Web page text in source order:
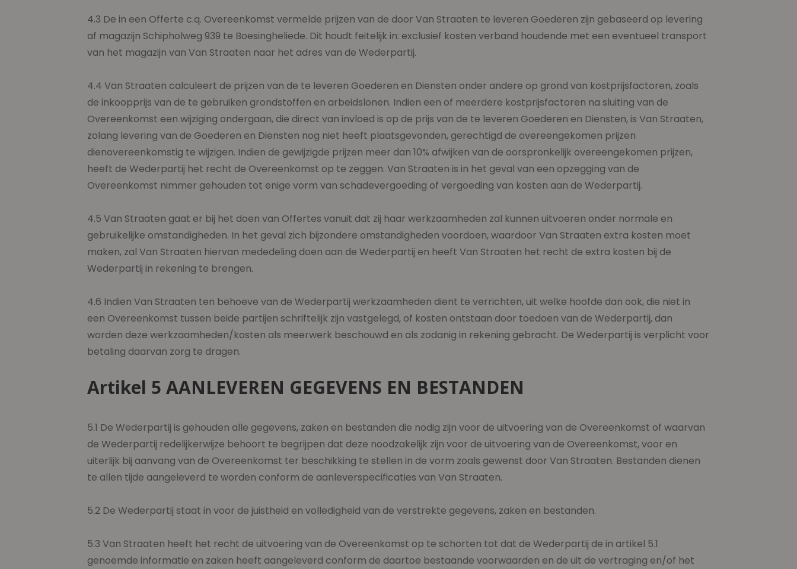
4.3 De in een Offerte c.q. Overeenkomst vermelde prijzen van de door Van Straaten te leveren Goederen zijn gebaseerd op levering
af magazijn Schipholweg 939 te Boesingheliede. Dit houdt feitelijk in: exclusief kosten verband houdende met een eventueel transport
van het magazijn van Van Straaten naar het adres van de Wederpartij.
4.4 Van Straaten calculeert de prijzen van de te leveren Goederen en Diensten onder andere op grond van kostprijsfactoren, zoals
de inkoopprijs van de te gebruiken grondstoffen en arbeidslonen. Indien een of meerdere kostprijsfactoren na sluiting van de
Overeenkomst een wijziging ondergaan, die direct van invloed is op de prijs van de te leveren Goederen en Diensten, is Van Straaten,
zolang levering van de Goederen en Diensten nog niet heeft plaatsgevonden, gerechtigd de overeengekomen prijzen
dienovereenkomstig te wijzigen. Indien de gewijzigde prijzen meer dan 10% afwijken van de oorspronkelijk overeengekomen prijzen,
heeft de Wederpartij het recht de Overeenkomst op te zeggen. Van Straaten is in het geval van een opzegging van de
Overeenkomst nimmer gehouden tot enige vorm van schadevergoeding of vergoeding van kosten aan de Wederpartij.
4.5 Van Straaten gaat er bij het doen van Offertes vanuit dat zij haar werkzaamheden zal kunnen uitvoeren onder normale en
gebruikelijke omstandigheden. In het geval zich bijzondere omstandigheden voordoen, waardoor Van Straaten extra kosten moet
maken, zal Van Straaten hiervan mededeling doen aan de Wederpartij en heeft Van Straaten het recht de extra kosten bij de
Wederpartij in rekening te brengen.
4.6 Indien Van Straaten ten behoeve van de Wederpartij werkzaamheden dient te verrichten, uit welke hoofde dan ook, die niet in
een Overeenkomst tussen beide partijen schriftelijk zijn vastgelegd, of kosten ontstaan door toedoen van de Wederpartij, dan
worden deze werkzaamheden/kosten als meerwerk beschouwd en als zodanig in rekening gebracht. De Wederpartij is verplicht voor
betaling daarvan zorg te dragen.
Artikel 5 AANLEVEREN GEGEVENS EN BESTANDEN
5.1 De Wederpartij is gehouden alle gegevens, zaken en bestanden die nodig zijn voor de uitvoering van de Overeenkomst of waarvan
de Wederpartij redelijkerwijze behoort te begrijpen dat deze noodzakelijk zijn voor de uitvoering van de Overeenkomst, voor en
uiterlijk bij aanvang van de Overeenkomst ter beschikking te stellen in de vorm zoals gewenst door Van Straaten. Bestanden dienen
te allen tijde aangeleverd te worden conform de aanleverspecificaties van Van Straaten.
5.2 De Wederpartij staat in voor de juistheid en volledigheid van de verstrekte gegevens, zaken en bestanden.
5.3 Van Straaten heeft het recht de uitvoering van de Overeenkomst op te schorten tot dat de Wederpartij de in artikel 5.1
genoemde informatie en zaken heeft aangeleverd conform de daartoe bestaande voorwaarden en de uit de vertraging en/of het